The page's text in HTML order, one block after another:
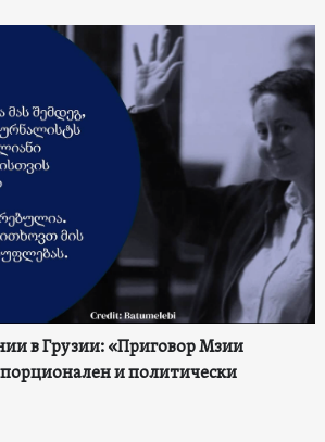
в Грузии: «Приговор Мзии
и политически